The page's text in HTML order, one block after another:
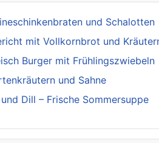
und Schalotten
mit Vollkornbrot und
Burger mit Frühlingszwiebeln
und Sahne
Dill – Frische Sommersuppe